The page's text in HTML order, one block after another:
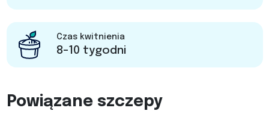
Czas kwitnienia
8-10 tygodni
Powiązane szczepy